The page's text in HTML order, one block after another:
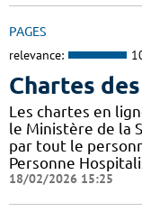
PAGES
relevance:
Chartes
Les chartes en
le Ministère de la
par tout le
Personne
18/02/2026 15:25